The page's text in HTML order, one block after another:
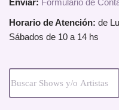
Enviar: Formulario de
Horario de Atención: de
Sábados de 10 a 14 hs